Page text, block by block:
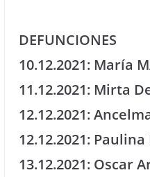
DEFUNCIONES
10.12.2021: María
11.12.2021: Mirta
12.12.2021:
12.12.2021:
13.12.2021: Oscar